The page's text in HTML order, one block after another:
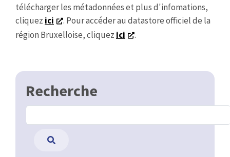
télécharger les métadonnées et plus d'infomations,
cliquez ici
. Pour accéder au datastore officiel de la
région Bruxelloise, cliquez ici .
Recherche